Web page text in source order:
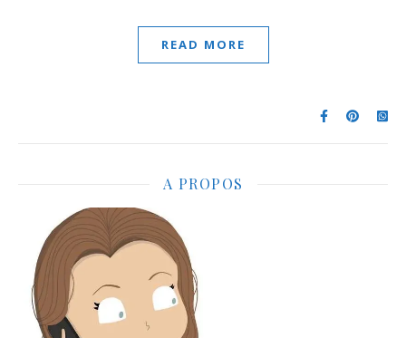
READ MORE
A PROPOS